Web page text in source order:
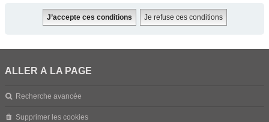
ALLER À LA PAGE
Recherche avancée
Supprimer les cookies